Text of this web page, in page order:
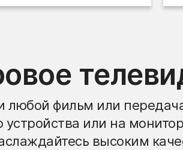
любой фильм или
устройства или на
высоким